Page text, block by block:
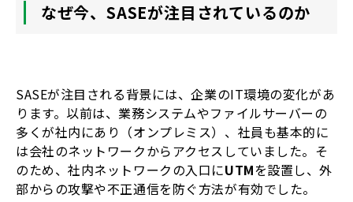
なぜ今、SASEが注目されているのか
SASEが注目される背景には、企業のIT環境の変化があ
ります。以前は、業務システムやファイルサーバーの
多くが社内にあり（オンプレミス）、社員も基本的に
は会社のネットワークからアクセスしていました。そ
のため、社内ネットワークの入口にUTMを設置し、外
部からの攻撃や不正通信を防ぐ方法が有効でした。